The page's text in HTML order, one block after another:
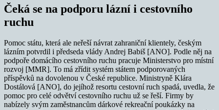
Čeká se na podporu lázní i cestovního
ruchu
Pomoc státu, která ale neřeší návrat zahraniční klientely, českým
lázním potvrdil i předseda vlády Andrej Babiš [ANO]. Podle něj na
podpoře domácího cestovního ruchu pracuje Ministerstvo pro místní
rozvoj [MMR]. To má zřídit systém státem podporovaných
příspěvků na dovolenou v České republice. Ministryně Klára
Dostálová [ANO], do jejíhož resortu cestovní ruch spadá, uvedla, že
pomoc pro celé odvětví cestovního ruchu už se řeší. Firmy by
nabízely svým zaměstnancům dárkové rekreační poukázky na